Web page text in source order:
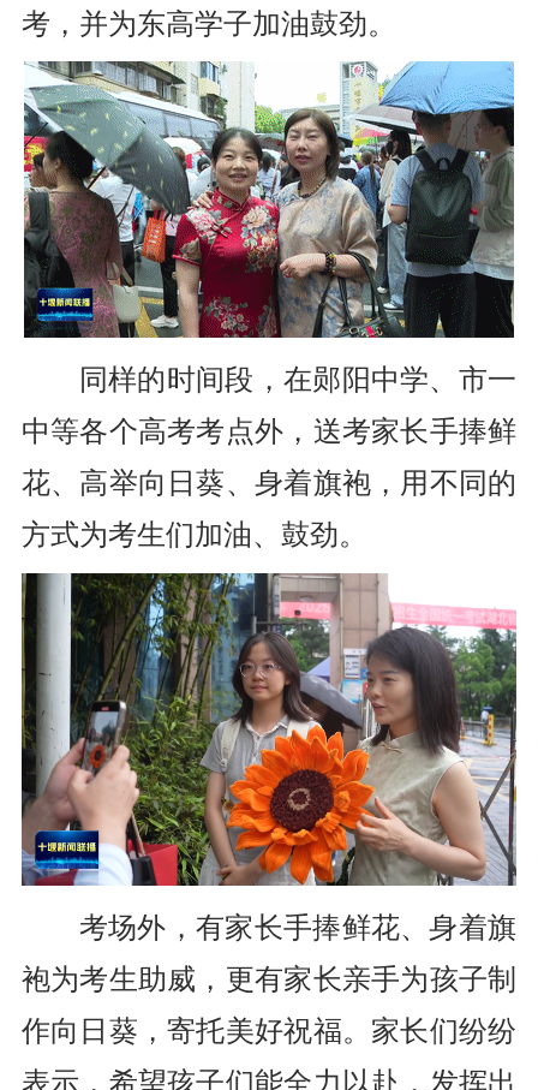
考，并为东高学子加油鼓劲。
同样的时间段，在郧阳中学、市一
中等各个高考考点外，送考家长手捧鲜
花、高举向日葵、身着旗袍，用不同的
方式为考生们加油、鼓劲。
考场外，有家长手捧鲜花、身着旗
袍为考生助威，更有家长亲手为孩子制
作向日葵，寄托美好祝福。家长们纷纷
表示，希望孩子们能全力以赴，发挥出